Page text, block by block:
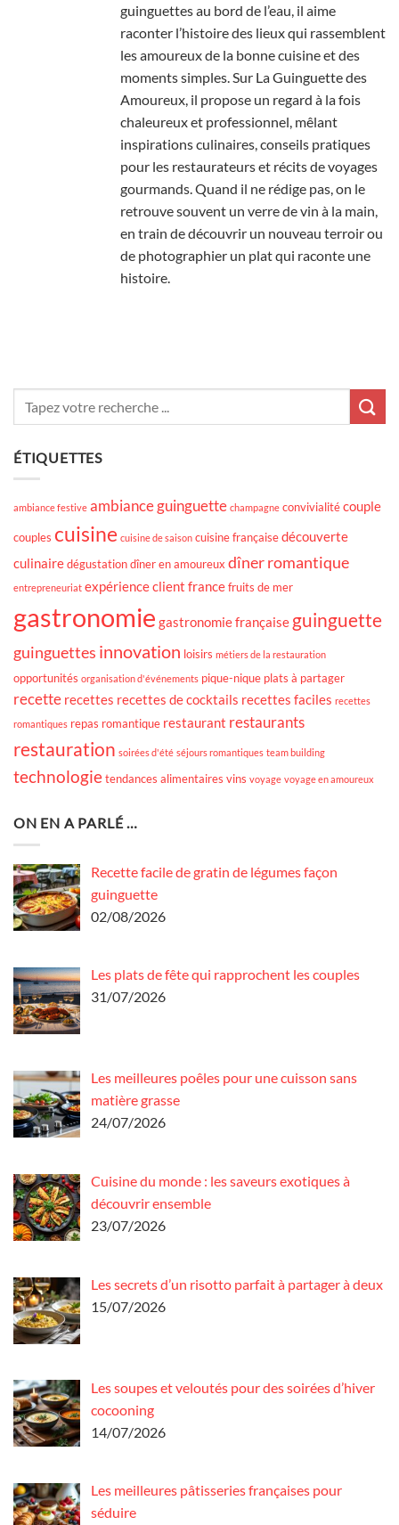
guinguettes au bord de l’eau, il aime
raconter l’histoire des lieux qui rassemblent
les amoureux de la bonne cuisine et des
moments simples. Sur La Guinguette des
Amoureux, il propose un regard à la fois
chaleureux et professionnel, mêlant
inspirations culinaires, conseils pratiques
pour les restaurateurs et récits de voyages
gourmands. Quand il ne rédige pas, on le
retrouve souvent un verre de vin à la main,
en train de découvrir un nouveau terroir ou
de photographier un plat qui raconte une
histoire.
ÉTIQUETTES
ambiance festive ambiance guinguette champagne convivialitécouple
couples cuisine cuisine de saison cuisine françaisedécouverte
culinairedégustationdîner en amoureux dîner romantique
entrepreneuriat expérience client francefruits de mer
gastronomie gastronomie française guinguette
guinguettes innovation loisirs métiers de la restauration
opportunités organisation d'événements pique-nique plats à partager
recette recettes recettes de cocktails recettes faciles recettes
romantiques repas romantique restaurant restaurants
restauration soirées d'été séjours romantiques team building
technologietendances alimentaires vins voyage voyage en amoureux
ON EN A PARLÉ …
Recette facile de gratin de légumes façon
guinguette
02/08/2026
Les plats de fête qui rapprochent les couples
31/07/2026
Les meilleures poêles pour une cuisson sans
matière grasse
24/07/2026
Cuisine du monde : les saveurs exotiques à
découvrir ensemble
23/07/2026
Les secrets d’un risotto parfait à partager à deux
15/07/2026
Les soupes et veloutés pour des soirées d’hiver
cocooning
14/07/2026
Les meilleures pâtisseries françaises pour
séduire